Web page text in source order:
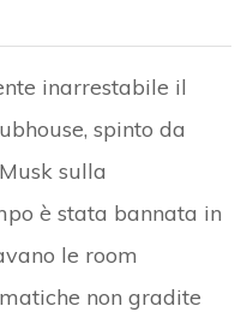
inarrestabile il
spinto da
sulla
è stata bannata in
le room
non gradite